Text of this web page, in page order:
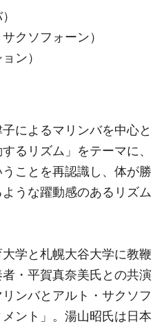
クソフォーン）
ン）
によるマリンバを中心と
るリズム」をテーマに、
ことを再認識し、体が勝
うな躍動感のあるリズム
学と札幌大谷大学に教鞭
・平賀真奈美氏との共演
ンバとアルト・サクソフ
ント」。湯山昭氏は日本